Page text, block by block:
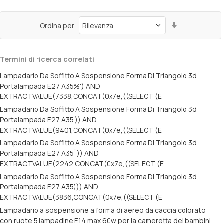
Ordina per
direzione
Termini di ricerca correlati
Lampadario Da Soffitto A Sospensione Forma Di Triangolo 3d
Portalampada E27 A35%') AND
EXTRACTVALUE(7338,CONCAT(0x7e,((SELECT (E
Lampadario Da Soffitto A Sospensione Forma Di Triangolo 3d
Portalampada E27 A35')) AND
EXTRACTVALUE(9401,CONCAT(0x7e,((SELECT (E
Lampadario Da Soffitto A Sospensione Forma Di Triangolo 3d
Portalampada E27 A35`)) AND
EXTRACTVALUE(2242,CONCAT(0x7e,((SELECT (E
Lampadario Da Soffitto A Sospensione Forma Di Triangolo 3d
Portalampada E27 A35))) AND
EXTRACTVALUE(3836,CONCAT(0x7e,((SELECT (E
Lampadario a sospensione a forma di aereo da caccia colorato
con ruote 5 lampadine E14 max 60w per la cameretta dei bambini